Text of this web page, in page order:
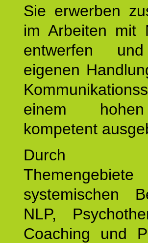
Sie erwerben
im Arbeiten mit
entwerfen
eigenen
einem hohen
kompetent
Durch
systemischen
NLP,
Coaching und